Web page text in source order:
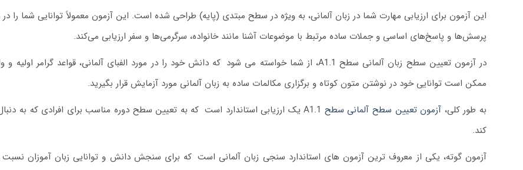
این آزمون برای ارزیابی مهارت شما در زبان آلمانی، به ویژه در سطح مبتدی (پایه) طراحی شده است. این آزمون معمولاً توانایی شما را در
پرسش‌ها و پاسخ‌های اساسی و جملات ساده مرتبط با موضوعات آشنا مانند خانواده، سرگرمی‌ها و سفر ارزیابی می‌کند.
در آزمون تعیین سطح زبان آلمانی سطح A1.1، از شما خواسته می شود
که دانش خود را در مورد الفبای آلمانی، قواعد گرامر
ممکن است توانایی خود در نوشتن متون کوتاه و برگزاری مکالمات ساده به زبان آلمانی مورد آزمایش قرار بگیرید.
به طور کلی، آزمون تعیین سطح آلمانی سطح
که به تعیین سطح دوره مناسب برای افرادی که به
کند.
آزمون گوته، یکی از معروف ترین آزمون های استاندارد سنجی زبان آلمانی است. که برای سنجش دانش و توانایی زبان آموزان